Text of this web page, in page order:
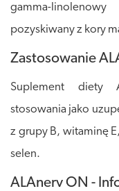
gamma-
pozyskiwany z kory
Zastosowanie
Suplement diety
stosowania jako
z grupy B, witaminę
selen.
ALAnerv ON -